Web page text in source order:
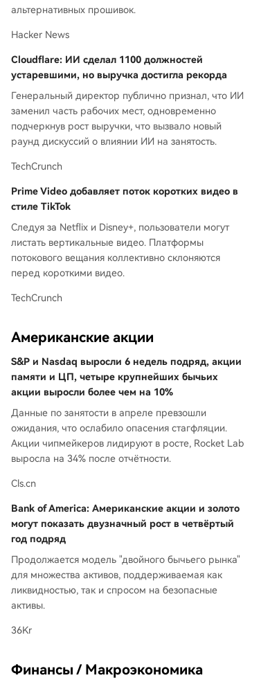
альтернативных прошивок.
Hacker News
Cloudflare: ИИ сделал 1100 должностей
устаревшими, но выручка достигла рекорда
Генеральный директор публично признал, что ИИ
заменил часть рабочих мест, одновременно
подчеркнув рост выручки, что вызвало новый
раунд дискуссий о влиянии ИИ на занятость.
TechCrunch
Prime Video добавляет поток коротких видео в
стиле TikTok
Следуя за Netflix и Disney+, пользователи могут
листать вертикальные видео. Платформы
потокового вещания коллективно склоняются
перед короткими видео.
TechCrunch
Американские акции
S&P и Nasdaq выросли 6 недель подряд, акции
памяти и ЦП, четыре крупнейших бычьих
акции выросли более чем на 10%
Данные по занятости в апреле превзошли
ожидания, что ослабило опасения стагфляции.
Акции чипмейкеров лидируют в росте, Rocket Lab
выросла на 34% после отчётности.
Cls.cn
Bank of America: Американские акции и золото
могут показать двузначный рост в четвёртый
год подряд
Продолжается модель "двойного бычьего рынка"
для множества активов, поддерживаемая как
ликвидностью, так и спросом на безопасные
активы.
36Kr
Финансы / Макроэкономика